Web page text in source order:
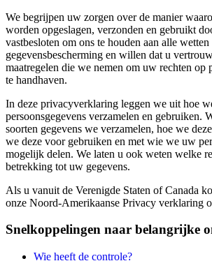
We begrijpen uw zorgen over de manier
worden opgeslagen, verzonden en gebruikt
vastbesloten om ons te houden aan alle
gegevensbescherming en willen dat u
maatregelen die we nemen om uw rechten op
te handhaven.
In deze privacyverklaring leggen we uit hoe
persoonsgegevens verzamelen en gebruiken.
soorten gegevens we verzamelen, hoe we
we deze voor gebruiken en met wie we uw
mogelijk delen. We laten u ook weten welke
betrekking tot uw gegevens.
Als u vanuit de Verenigde Staten of Canada
onze Noord-Amerikaanse Privacy verklaring
Snelkoppelingen naar belangrijke
Wie heeft de controle?